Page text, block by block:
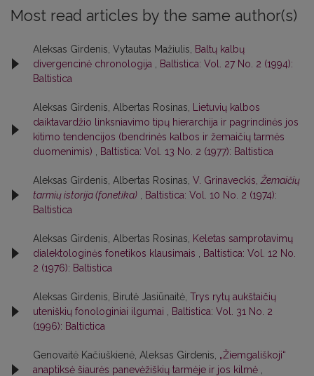
Most read articles by the same author(s)
Aleksas Girdenis, Vytautas Mažiulis,
Baltų kalbų
divergencinė chronologija
Baltistica: Vol. 27 No. 2 (1994):
Baltistica
Aleksas Girdenis, Albertas Rosinas,
Lietuvių kalbos
daiktavardžio linksniavimo tipų hierarchija ir pagrindinės jos
kitimo tendencijos (bendrinės kalbos ir žemaičių tarmės
duomenimis)
Baltistica: Vol. 13 No. 2 (1977): Baltistica
Aleksas Girdenis, Albertas Rosinas, V. Grinaveckis, Žemaičių
tarmių istorija (fonetika)
Baltistica: Vol. 10 No. 2 (1974):
Baltistica
Aleksas Girdenis, Albertas Rosinas,
Keletas samprotavimų
dialektologinės fonetikos klausimais
Baltistica: Vol. 12 No.
2 (1976): Baltistica
Aleksas Girdenis, Birutė Jasiūnaitė, Trys rytų aukštaičių
uteniškių fonologiniai ilgumai
Baltistica: Vol. 31 No. 2
(1996): Baltictica
Genovaitė Kačiuškienė, Aleksas Girdenis, „Žiemgališkoji“
anaptiksė šiaurės panevėžiškių tarmėje ir jos kilmė